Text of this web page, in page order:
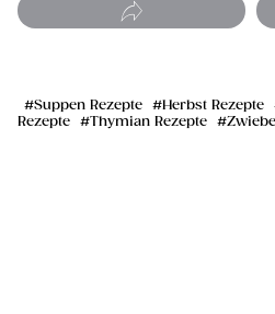
Suppen Rezepte Herbst Rezepte
Rezepte
Thymian Rezepte